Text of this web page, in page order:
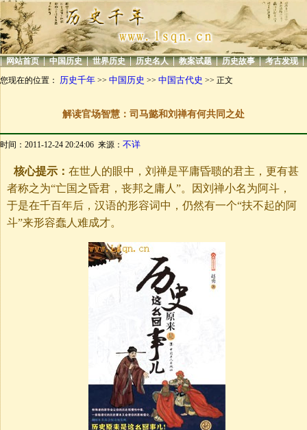
| 网站首页 | 中国历史 | 世界历史 | 历史名人 | 教案试题 | 历史故事 | 考古发现 |
您现在的位置： 历史千年 >> 中国历史 >> 中国古代史 >> 正文
解读官场智慧：司马懿和刘禅有何共同之处
时间：2011-12-24 20:24:06 来源： 不详
核心提示： 在世人的眼中，刘禅是平庸昏聩的君主，更有甚
者称之为“亡国之昏君，丧邦之庸人”。因刘禅小名为阿斗，
于是在千百年后，汉语的形容词中，仍然有一个“扶不起的阿
斗”来形容蠢人难成才。